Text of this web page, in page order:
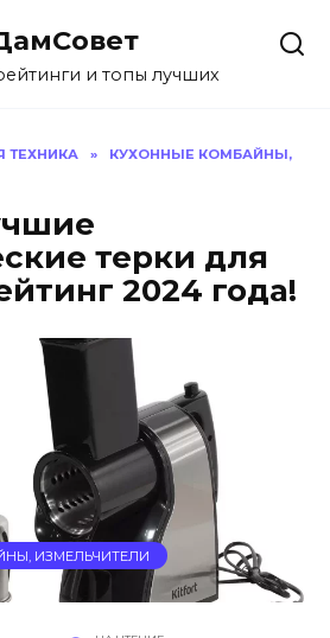
и топы лучших
ТЕХНИКА »
КУХОННЫЕ КОМБАЙНЫ,
терки для
2024 года!
ИЗМЕЛЬЧИТЕЛИ